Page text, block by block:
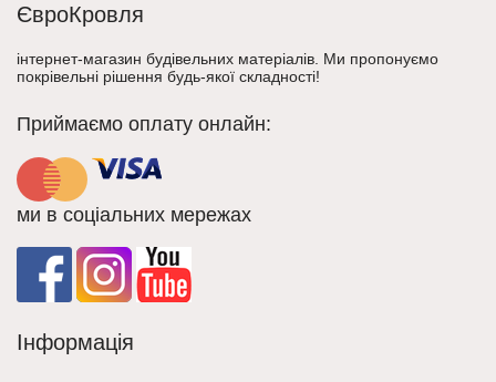
ЄвроКровля
інтернет-магазин будівельних матеріалів. Ми пропонуємо
покрівельні рішення будь-якої складності!
Приймаємо оплату онлайн:
ми в соціальних мережах
Інформація